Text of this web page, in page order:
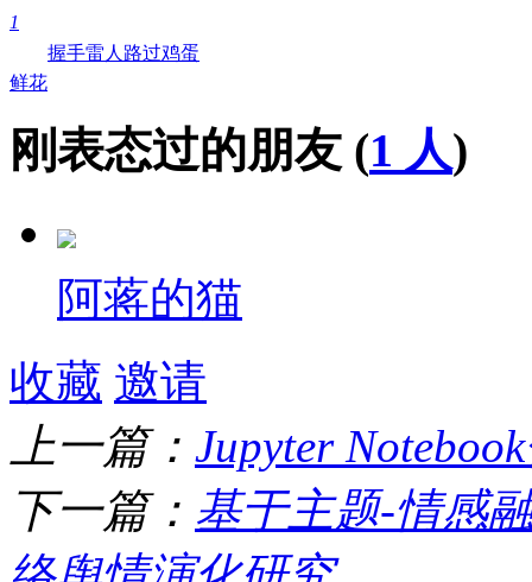
1
鲜花
握手雷人 路过鸡蛋
刚表态过的朋友 (1 人)
阿蒋的猫
收藏 邀请
上一篇： Jupyter
下一篇： 基于主题-情感